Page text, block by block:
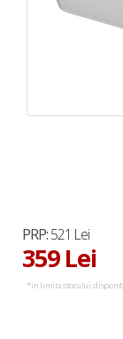
PRP:521 Lei
359 Lei
*in limita stocului